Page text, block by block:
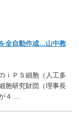
全自動作成…山中教
ｉＰＳ細胞（人工多
胞研究財団（理事長
４ …